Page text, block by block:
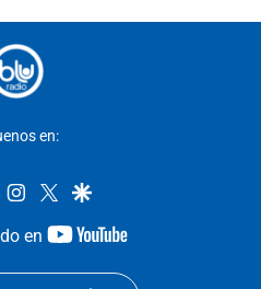
en:
facebookinstagram
twittergoogle
en
youtube-